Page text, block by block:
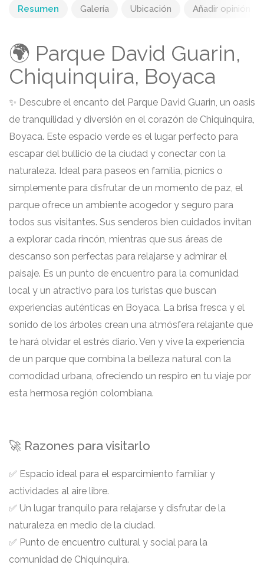
Resumen Galería Ubicación Añadir opinión
🌍 Parque David Guarin,
Chiquinquira, Boyaca
✨ Descubre el encanto del Parque David Guarin, un oasis
de tranquilidad y diversión en el corazón de Chiquinquira,
Boyaca. Este espacio verde es el lugar perfecto para
escapar del bullicio de la ciudad y conectar con la
naturaleza. Ideal para paseos en familia, picnics o
simplemente para disfrutar de un momento de paz, el
parque ofrece un ambiente acogedor y seguro para
todos sus visitantes. Sus senderos bien cuidados invitan
a explorar cada rincón, mientras que sus áreas de
descanso son perfectas para relajarse y admirar el
paisaje. Es un punto de encuentro para la comunidad
local y un atractivo para los turistas que buscan
experiencias auténticas en Boyaca. La brisa fresca y el
sonido de los árboles crean una atmósfera relajante que
te hará olvidar el estrés diario. Ven y vive la experiencia
de un parque que combina la belleza natural con la
comodidad urbana, ofreciendo un respiro en tu viaje por
esta hermosa región colombiana.
🚀 Razones para visitarlo
✅ Espacio ideal para el esparcimiento familiar y
actividades al aire libre.
✅ Un lugar tranquilo para relajarse y disfrutar de la
naturaleza en medio de la ciudad.
✅ Punto de encuentro cultural y social para la
comunidad de Chiquinquira.